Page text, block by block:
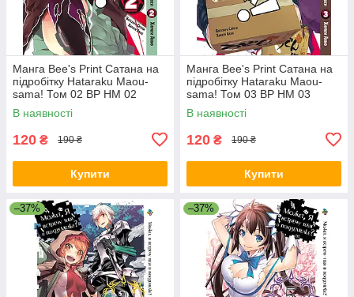
Манга Bee's Print Сатана на
підробітку Hataraku Maou-
sama! Том 02 ВР HM 02
В наявності
120 ₴ 190 ₴
Купити
Манга Bee's Print Сатана на
підробітку Hataraku Maou-
sama! Том 03 ВР HM 03
В наявності
120 ₴ 190 ₴
Купити
–37% –37%